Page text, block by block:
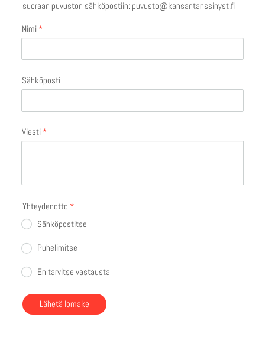
suoraan puvuston sähköpostiin: puvusto@kansantanssinyst.fi
Nimi *
Sähköposti
Viesti *
Yhteydenotto *
Sähköpostitse
Puhelimitse
En tarvitse vastausta
Lähetä lomake